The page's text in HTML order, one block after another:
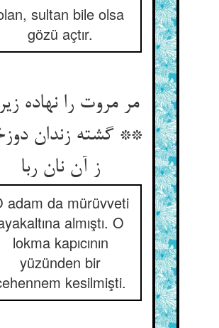
sultan bile olsa
gözü açtır.
مر مروت را نهاده
** گشته زندان
ز آن نان ربا
adam da mürüvveti
almıştı. O
lokma kapıcının
yüzünden bir
kesilmişti.